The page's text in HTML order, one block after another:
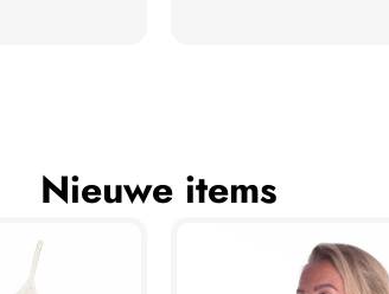
Nieuwe items